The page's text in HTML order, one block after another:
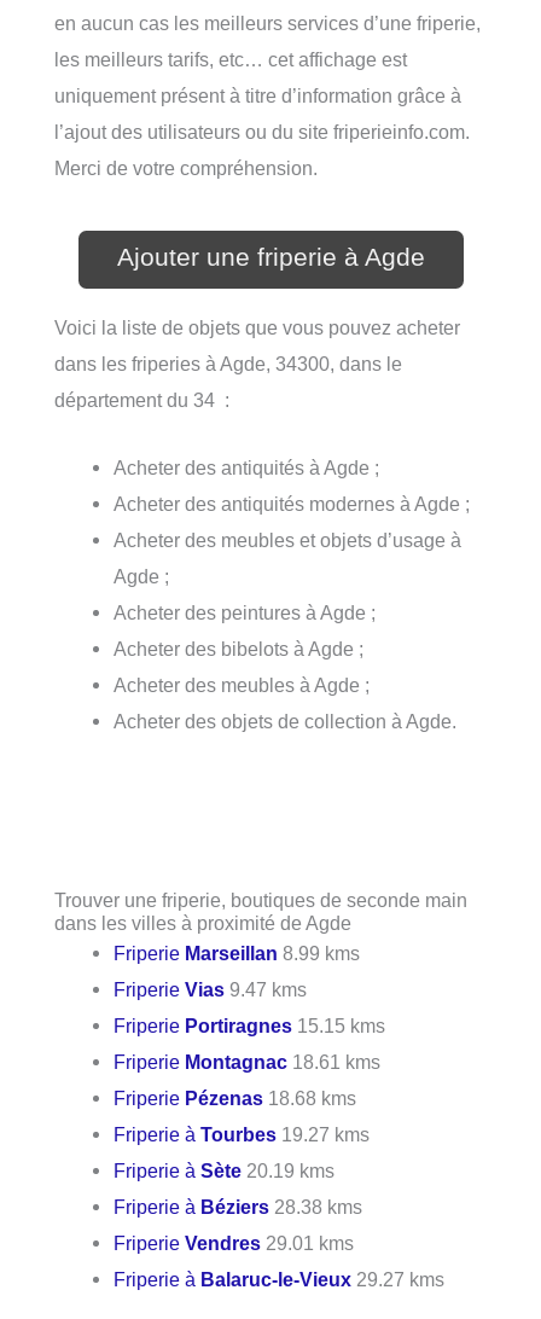
en aucun cas les meilleurs services d’une friperie,
les meilleurs tarifs, etc… cet affichage est
uniquement présent à titre d’information grâce à
l’ajout des utilisateurs ou du site friperieinfo.com.
Merci de votre compréhension.
Ajouter une friperie à Agde
Voici la liste de objets que vous pouvez acheter
dans les friperies à Agde, 34300, dans le
département du 34 :
Acheter des antiquités à Agde ;
Acheter des antiquités modernes à Agde ;
Acheter des meubles et objets d’usage à
Agde ;
Acheter des peintures à Agde ;
Acheter des bibelots à Agde ;
Acheter des meubles à Agde ;
Acheter des objets de collection à Agde.
Trouver une friperie, boutiques de seconde main
dans les villes à proximité de Agde
Friperie Marseillan 8.99 kms
FriperieVias 9.47 kms
Friperie Portiragnes 15.15 kms
Friperie Montagnac 18.61 kms
Friperie Pézenas 18.68 kms
Friperie àTourbes 19.27 kms
Friperie àSète 20.19 kms
Friperie à Béziers 28.38 kms
FriperieVendres 29.01 kms
Friperie à Balaruc-le-Vieux 29.27 kms